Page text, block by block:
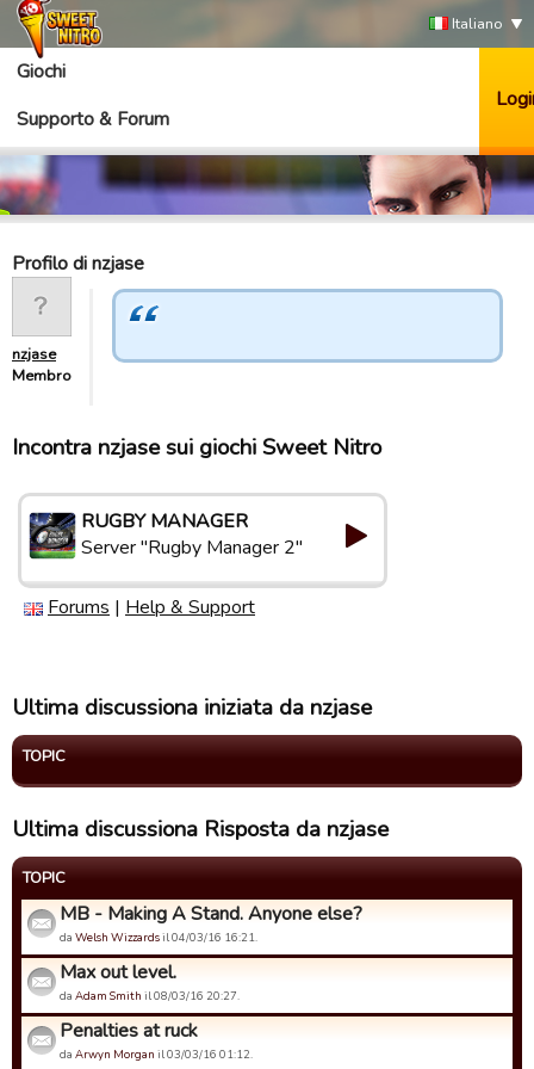
Italiano
Giochi
Supporto & Forum
Profilo di nzjase
nzjase
Membro
Incontra nzjase sui giochi Sweet Nitro
RUGBY MANAGER
Server "Rugby Manager 2"
Forums | Help & Support
Ultima discussiona iniziata da nzjase
TOPIC
Ultima discussiona Risposta da nzjase
TOPIC
MB - Making A Stand. Anyone else?
da Welsh Wizzardsil 04/03/16 16:21.
Max out level.
da Adam Smith il 08/03/16 20:27.
Penalties at ruck
da Arwyn Morgan il 03/03/16 01:12.